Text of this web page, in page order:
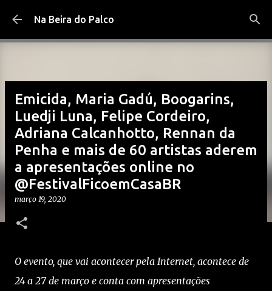
Pular para o conteúdo principal
Na Beira do Palco
Emicida, Maria Gadú, Boogarins,
Luedji Luna, Felipe Cordeiro,
Adriana Calcanhotto, Rennan da
Penha e mais de 60 artistas aderem
a apresentações online no
@FestivalFicoemCasaBR
março 19, 2020
O evento, que vai acontecer pela Internet, acontece de
24 a 27 de março e conta com apresentações